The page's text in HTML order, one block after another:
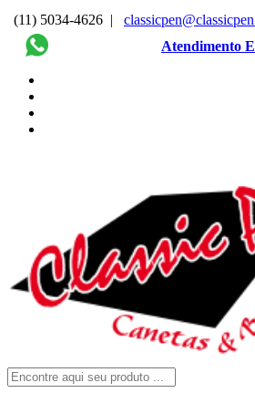
(11) 5034-4626 |
Atendimento